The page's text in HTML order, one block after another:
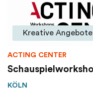
Kreative Angebote
ACTING CENTER
KÖLN